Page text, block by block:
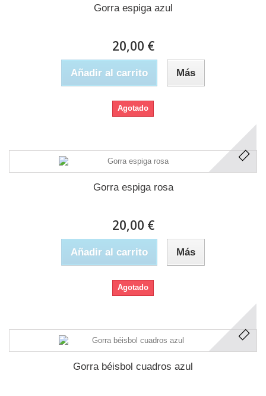
Gorra espiga azul
20,00 €
Añadir al carrito Más
Agotado
Gorra espiga rosa
20,00 €
Añadir al carrito Más
Agotado
Gorra béisbol cuadros azul